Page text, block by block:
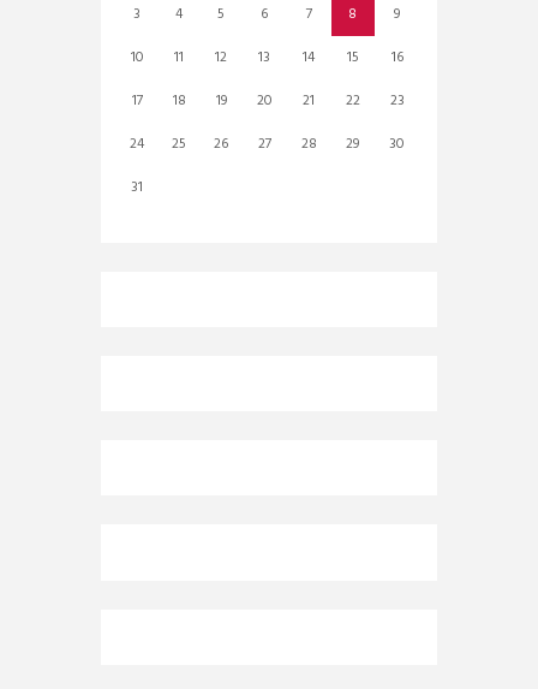
3
4 5 6 7 8
9
10
11 12 13 14 15
16
17
18 19 20 21 22
23
24
25 26 27 28 29
30
31